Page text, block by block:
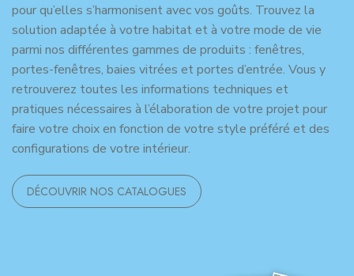
pour qu’elles s’harmonisent avec vos goûts. Trouvez la
solution adaptée à votre habitat et à votre mode de vie
parmi nos différentes gammes de produits : fenêtres,
portes-fenêtres, baies vitrées et portes d’entrée. Vous y
retrouverez toutes les informations techniques et
pratiques nécessaires à l’élaboration de votre projet pour
faire votre choix en fonction de votre style préféré et des
configurations de votre intérieur.
DÉCOUVRIR NOS CATALOGUES